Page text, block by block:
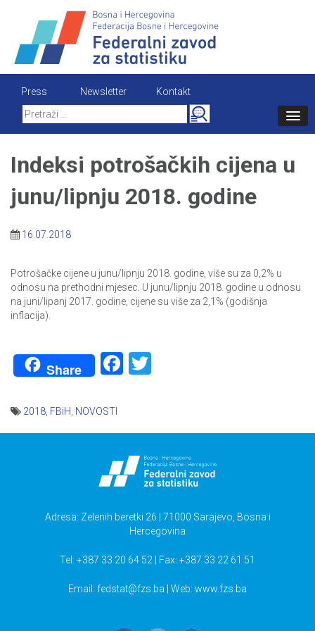
content
Press Newsletter
Kontakt
Search
for:
Indeksi potrošačkih cijena u
junu/lipnju 2018. godine
16.07.2018
Potrošačke cijene u junu/lipnju 2018. godine, više su za 0,2% u
odnosu na prethodni mjesec. U junu/lipnju 2018. godine u odnosu
na juni/lipanj 2017. godine, cijene su više za 2,1% (godišnja
inflacija).
Share Facebook
2018 FBiH NOVOSTI
Adresa: Zelenih beretki 26 | 71000 Sarajevo, Bosna i
Hercegovina
Tel: +387 33 20 64 52 | Fax: +387 33 22 61 51
Email: fedstat@fzs.ba | Web: www.fzs.ba